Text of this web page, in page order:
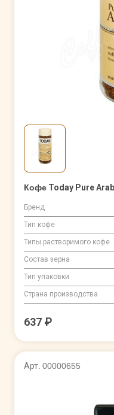
Кофе Today Pure
Бренд
Тип кофе
Типы растворимого кофе
Состав зерна
Тип упаковки
Страна производства
637 ₽
Арт. 00000655